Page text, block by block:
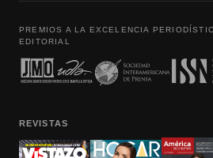
PREMIOS A LA EXCELENCIA
EDITORIAL
REVISTAS